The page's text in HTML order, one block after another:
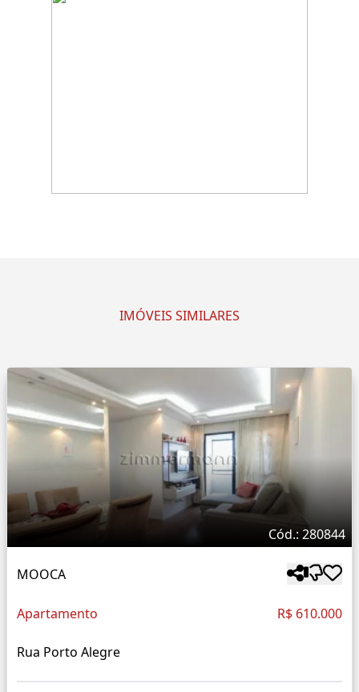
IMÓVEIS SIMILARES
Cód.: 280844
MOOCA
Apartamento R$ 610.000
Rua Porto Alegre